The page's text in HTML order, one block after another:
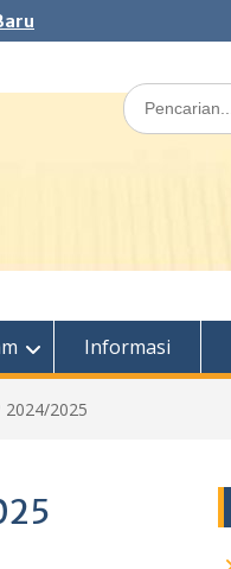
Search
for:
Informasi
2024/2025